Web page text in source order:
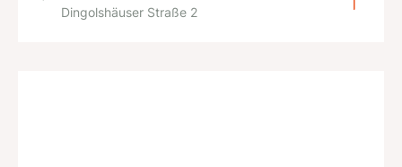
Dingolshäuser Straße 2